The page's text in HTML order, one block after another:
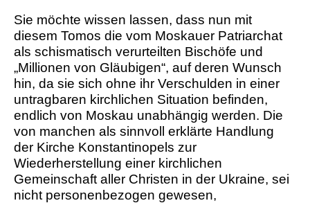
Sie möchte wissen lassen, dass nun mit
diesem Tomos die vom Moskauer Patriarchat
als schismatisch verurteilten Bischöfe und
„Millionen von Gläubigen“, auf deren Wunsch
hin, da sie sich ohne ihr Verschulden in einer
untragbaren kirchlichen Situation befinden,
endlich von Moskau unabhängig werden. Die
von manchen als sinnvoll erklärte Handlung
der Kirche Konstantinopels zur
Wiederherstellung einer kirchlichen
Gemeinschaft aller Christen in der Ukraine, sei
nicht personenbezogen gewesen,